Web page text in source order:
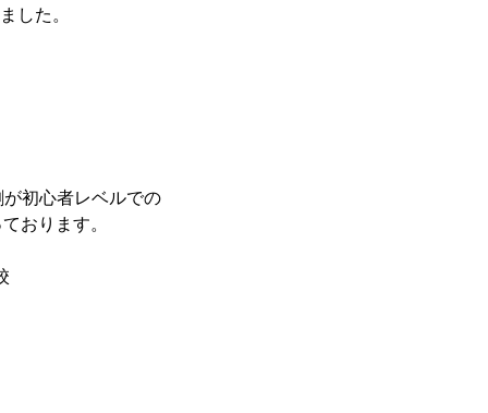
した。
初心者レベルでの
おります。